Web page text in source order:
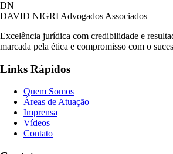
DN
DAVID NIGRI Advogados Associados
Excelência jurídica com credibilidade e
marcada pela ética e compromisso com o
Links Rápidos
Quem Somos
Áreas de Atuação
Imprensa
Vídeos
Contato
Online agora
Para que possamos ajudá-lo, por
como deseja falar com nossa equipe.
Prefiro ser respondido por: